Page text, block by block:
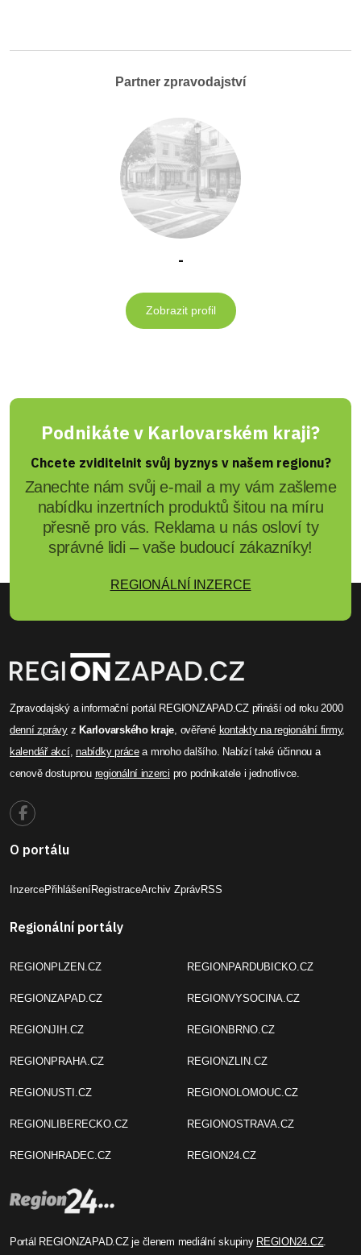
Partner zpravodajství
-
Zobrazit profil
Podnikáte v Karlovarském kraji?
Chcete zviditelnit svůj byznys v našem regionu?
Zanechte nám svůj e-mail a my vám zašleme
nabídku inzertních produktů šitou na míru
přesně pro vás. Reklama u nás osloví ty
správné lidi – vaše budoucí zákazníky!
REGIONÁLNÍ INZERCE
Zpravodajský a informační portál REGIONZAPAD.CZ přináší od roku 2000
denní zprávyz Karlovarského kraje, ověřené kontakty na regionální firmy,
kalendář akcí,nabídky prácea mnoho dalšího. Nabízí také účinnou a
cenově dostupnou regionální inzerci pro podnikatele i jednotlivce.
O portálu
InzercePřihlášeníRegistraceArchiv ZprávRSS
Regionální portály
REGIONPLZEN.CZ
REGIONZAPAD.CZ
REGIONJIH.CZ
REGIONPRAHA.CZ
REGIONUSTI.CZ
REGIONLIBERECKO.CZ
REGIONHRADEC.CZ
REGIONPARDUBICKO.CZ
REGIONVYSOCINA.CZ
REGIONBRNO.CZ
REGIONZLIN.CZ
REGIONOLOMOUC.CZ
REGIONOSTRAVA.CZ
REGION24.CZ
Portál REGIONZAPAD.CZ je členem mediální skupiny REGION24.CZ.